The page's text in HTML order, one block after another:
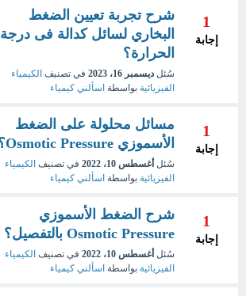
1
إجابة
شرح تجربة تعيين الضغط
البخاري لسائل كدالة فى درجة
الحرارة؟
سُئل ديسمبر 16، 2023 في تصنيف الكيمياء
الفيزيائية بواسطة اسألني كيمياء
1
إجابة
مسائل محلولة على الضغط
الأسموزي Osmotic Pressure؟
سُئل أغسطس 10، 2022 في تصنيف الكيمياء
الفيزيائية بواسطة اسألني كيمياء
1
إجابة
شرح الضغط الأسموزي
Osmotic Pressure بالتفصيل؟
سُئل أغسطس 10، 2022 في تصنيف الكيمياء
الفيزيائية بواسطة اسألني كيمياء